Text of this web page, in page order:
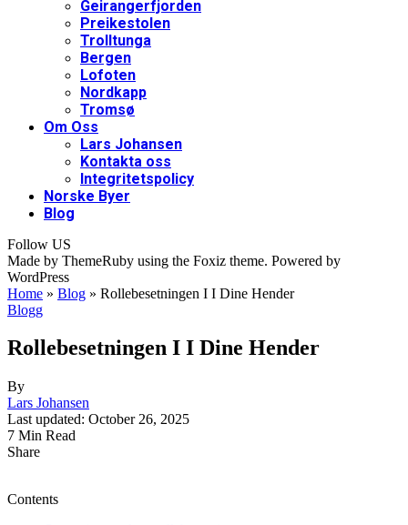
Geirangerfjorden
Preikestolen
Trolltunga
Bergen
Lofoten
Nordkapp
Tromsø
Om Oss
Lars Johansen
Kontakta oss
Integritetspolicy
Norske Byer
Blog
Follow US
Made by ThemeRuby using the Foxiz theme. Powered by
WordPress
Home » Blog » Rollebesetningen I I Dine Hender
Blogg
Rollebesetningen I I Dine Hender
By
Lars Johansen
Last updated: October 26, 2025
7 Min Read
Share
Contents